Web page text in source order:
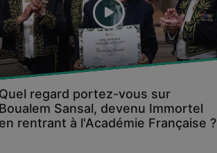
Quel regard portez-vous sur
Boualem Sansal, devenu Immortel
en rentrant à l'Académie Française ?